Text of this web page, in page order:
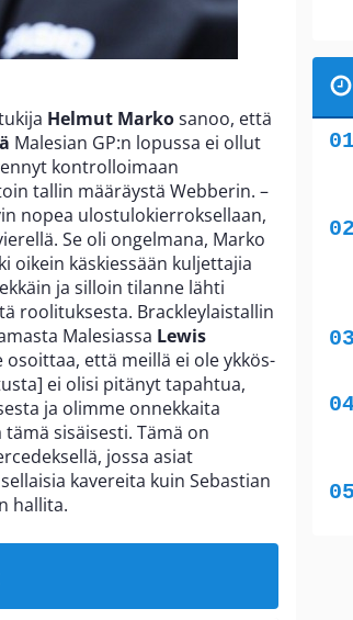
Helmut Markosanoo, että
Malesian GP:n lopussa ei ollut
kontrolloimaan
tallin määräystä Webberin. –
nopea ulostulokierroksellaan,
Se oli ongelmana, Marko
oikein käskiessään kuljettajia
ja silloin tilanne lähti
roolituksesta. Brackleylaistallin
Malesiassa Lewis
että meillä ei ole ykkös-
ei olisi pitänyt tapahtua,
ja olimme onnekkaita
sisäisesti. Tämä on
jossa asiat
kavereita kuin Sebastian
hallita.